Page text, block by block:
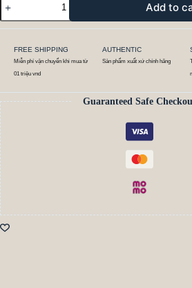
Add to
FREE SHIPPING
Miễn phí vận chuyển khi mua từ
01 triệu vnd
AUTHENTIC
Sản phẩm xuất xứ chính hãng
Guaranteed Safe